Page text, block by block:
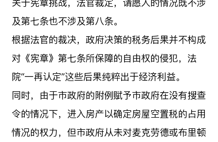
及第七条也不涉及第八条。
根据法官的裁决，政府决策的税务后果并不构成
对《宪章》第七条所保障的自由权的侵犯，法
院“一再认定”这些后果纯粹出于经济利益。
同时，由于市政府的附例赋予市政府在没有搜查
令的情况下，进入房产以确定房屋空置税的占用
情况的权力，但市政府从未对麦克劳德或布里顿